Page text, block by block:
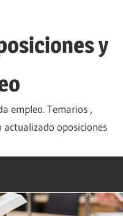
y
empleo. Temarios ,
actualizado oposiciones